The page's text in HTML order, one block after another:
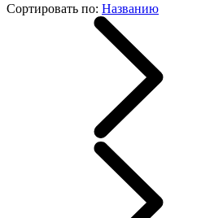
Сортировать по: Названию